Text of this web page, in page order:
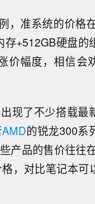
，准系统的价格
+512GB硬盘的
价幅度，相信会
现了不少搭载最
AMD的锐龙300系
产品的售价往往
，对比笔记本可